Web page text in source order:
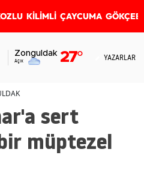
KİLİMLİ ÇAYCUMA
Zonguldak
Açık 27° YAZARLAR
sert
müptezel